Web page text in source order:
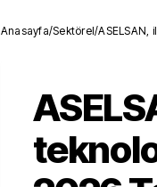
Anasayfa/Sektörel/ASELSAN,